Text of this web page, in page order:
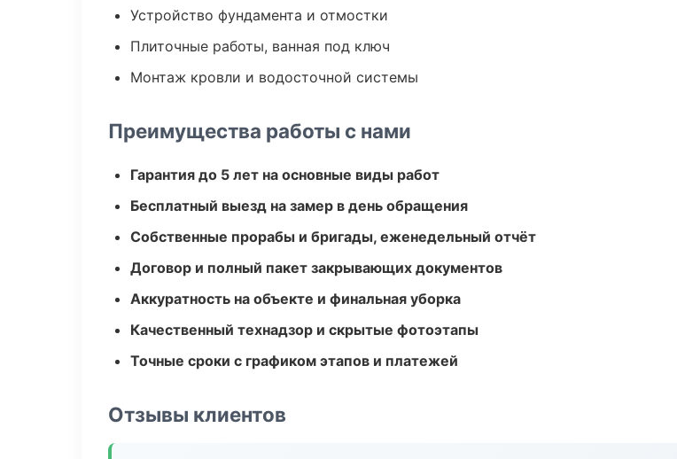
Устройство фундамента и отмостки
Плиточные работы, ванная под ключ
Монтаж кровли и водосточной системы
Преимущества работы с нами
Гарантия до 5 лет на основные виды работ
Бесплатный выезд на замер в день обращения
Собственные прорабы и бригады, еженедельный отчёт
Договор и полный пакет закрывающих документов
Аккуратность на объекте и финальная уборка
Качественный технадзор и скрытые фотоэтапы
Точные сроки с графиком этапов и платежей
Отзывы клиентов